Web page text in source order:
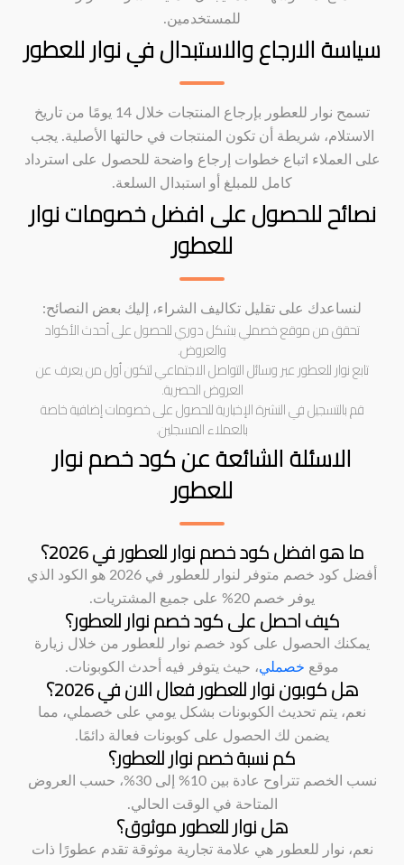
للمستخدمين.
سياسة الارجاع والاستبدال في نوار للعطور
تسمح نوار للعطور بإرجاع المنتجات خلال 14 يومًا من تاريخ
الاستلام، شريطة أن تكون المنتجات في حالتها الأصلية. يجب
على العملاء اتباع خطوات إرجاع واضحة للحصول على استرداد
كامل للمبلغ أو استبدال السلعة.
نصائح للحصول على افضل خصومات نوار
للعطور
لنساعدك على تقليل تكاليف الشراء، إليك بعض النصائح:
تحقق من موقع خصملي بشكل دوري للحصول على أحدث الأكواد
والعروض.
تابع نوار للعطور عبر وسائل التواصل الاجتماعي لتكون أول من يعرف عن
العروض الحصرية.
قم بالتسجيل في النشرة الإخبارية للحصول على خصومات إضافية خاصة
بالعملاء المسجلين.
الاسئلة الشائعة عن كود خصم نوار
للعطور
ما هو افضل كود خصم نوار للعطور في 2026؟
أفضل كود خصم متوفر لنوار للعطور في 2026 هو الكود الذي
يوفر خصم 20% على جميع المشتريات.
كيف احصل على كود خصم نوار للعطور؟
يمكنك الحصول على كود خصم نوار للعطور من خلال زيارة
موقع خصملي، حيث يتوفر فيه أحدث الكوبونات.
هل كوبون نوار للعطور فعال الان في 2026؟
نعم، يتم تحديث الكوبونات بشكل يومي على خصملي، مما
يضمن لك الحصول على كوبونات فعالة دائمًا.
كم نسبة خصم نوار للعطور؟
نسب الخصم تتراوح عادة بين 10% إلى 30%، حسب العروض
المتاحة في الوقت الحالي.
هل نوار للعطور موثوق؟
نعم، نوار للعطور هي علامة تجارية موثوقة تقدم عطورًا ذات